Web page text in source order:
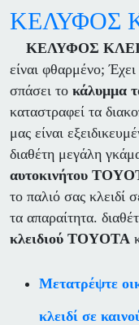
ΚΕΛΥΦΟΣ
ΚΕΛΥΦΟΣ
είναι φθαρμένο; Έχει
σπάσει το κάλυμμα
καταστραφεί τα
μας είναι
διαθέτη μεγάλη
αυτοκινήτου
το παλιό σας κλειδί
τα απαραίτητα.
κλειδιού TOYOTA
Μετατρέψτε
κλειδί σε